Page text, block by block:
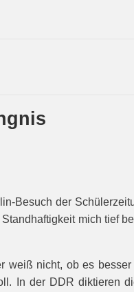
Besuch der
mich tief
weiß nicht, ob es
In der DDR diktieren